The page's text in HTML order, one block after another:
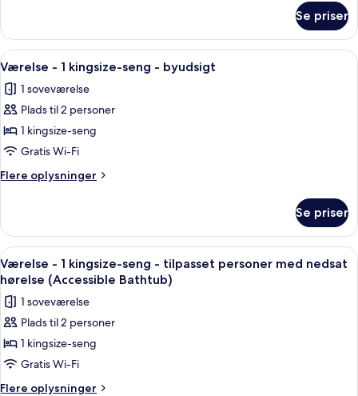
-
kingsize-
Se priser
Indlæs
alle
billeder
af
Værelse
-
1
kingsize-
-
byudsigt
Et hotelværelse med en stor seng,
6
Værelse - 1 kingsize-seng - byudsigt
1 soveværelse
Plads til 2 personer
1 kingsize-seng
Gratis Wi-Fi
Flere oplysninger
Flere
-
kingsize-
seng
byudsigt
Se priser
Indlæs
alle
billeder
af
Værelse
-
1
kingsize-
Et hotelværelse med en stor seng,
6
Værelse - 1 kingsize-seng - tilpasset personer med nedsat
hørelse (Accessible Bathtub)
1 soveværelse
Plads til 2 personer
1 kingsize-seng
Gratis Wi-Fi
Flere oplysninger
Flere